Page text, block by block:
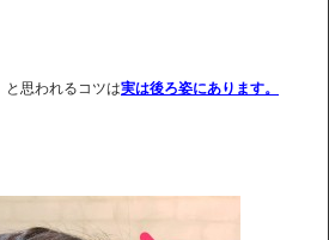
と思われるコツは実は後ろ姿にあります。